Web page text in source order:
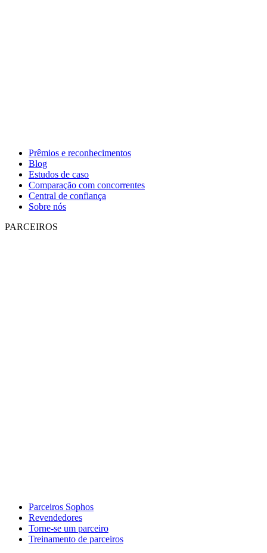
Prêmios e reconhecimentos
Blog
Estudos de caso
Comparação com concorrentes
Central de confiança
Sobre nós
PARCEIROS
Parceiros Sophos
Revendedores
Torne-se um parceiro
Treinamento de parceiros